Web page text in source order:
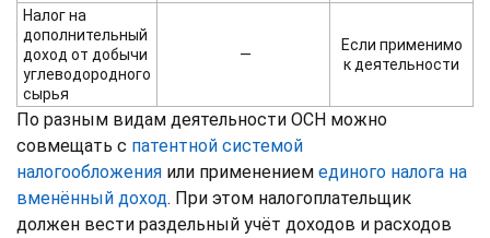
Налог на
дополнительный
доход от добычи
углеводородного
сырья
—
Если применимо
к деятельности
По разным видам деятельности ОСН можно
совмещать с патентной системой
налогообложения или применением единого налога на
вменённый доход. При этом налогоплательщик
должен вести раздельный учёт доходов и расходов